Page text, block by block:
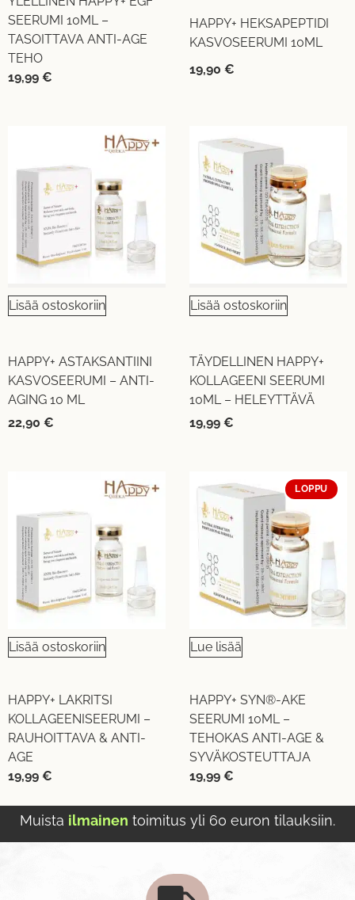
SEERUMI 10ML –
TASOITTAVA ANTI-AGE
TEHO
19,99 €
HAPPY+ HEKSAPEPTIDI
KASVOSEERUMI 10ML
19,90 €
Lisää ostoskoriin
HAPPY+ ASTAKSANTIINI
KASVOSEERUMI – ANTI-
AGING 10 ML
22,90 €
Lisää ostoskoriin
TÄYDELLINEN HAPPY+
KOLLAGEENI SEERUMI
10ML – HELEYTTÄVÄ
19,99 €
Lisää ostoskoriin
HAPPY+ LAKRITSI
KOLLAGEENISEERUMI –
RAUHOITTAVA & ANTI-
AGE
19,99 €
LOPPU
Lue lisää
HAPPY+ SYN®-AKE
SEERUMI 10ML –
TEHOKAS ANTI-AGE &
SYVÄKOSTEUTTAJA
19,99 €
Muista ilmainen toimitus yli 60 euron tilauksiin.